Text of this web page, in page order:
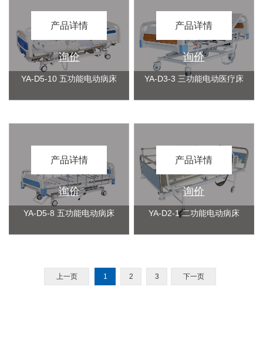
产品详情
询价
YA-D5-10 五功能电动病床
产品详情
询价
YA-D3-3 三功能电动医疗床
产品详情
询价
YA-D5-8 五功能电动病床
产品详情
询价
YA-D2-1 二功能电动病床
上一页 1 2 3 下一页